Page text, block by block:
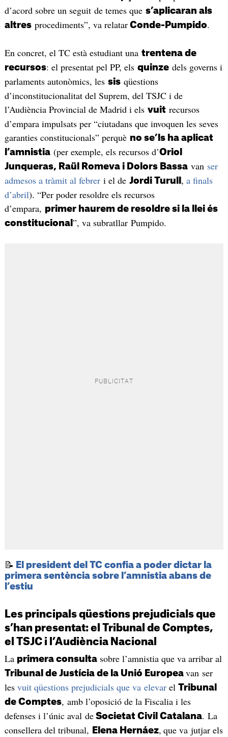
d’acord sobre un seguit de temes que s’aplicaran als
altresprocediments”, va relatarConde-Pumpido.
En concret, el TC està estudiant una trentena de
recursos: el presentat pel PP, els quinzedels governs i
parlaments autonòmics, les sisqüestions
d’inconstitucionalitat del Suprem, del TSJC i de
l’Audiència Provincial de Madrid i els vuitrecursos
d’empara impulsats per “ciutadans que invoquen les seves
garanties constitucionals” perquè no se’ls ha aplicat
l’amnistia(per exemple, els recursos d’Oriol
Junqueras, Raül Romeva i Dolors Bassavan ser
admesos a tràmit al febreri el de Jordi Turull , a finals
d’abril). “Per poder resoldre els recursos
d’empara, primer haurem de resoldre si la llei és
constitucional ”, va subratllar Pumpido.
📝 El president del TC confia a poder dictar la
primera sentència sobre l’amnistia abans de
l’estiu
Les principals qüestions prejudicials que
s’han presentat: el Tribunal de Comptes,
el TSJC i l’Audiència Nacional
La primera consultasobre l’amnistia que va arribar al
Tribunal de Justícia de la Unió Europea van ser
les vuit qüestions prejudicials que va elevarel Tribunal
de Comptes, amb l’oposició de la Fiscalia i les
defenses i l’únic aval deSocietat Civil Catalana. La
consellera del tribunal,
Elena Hernáez, que va jutjar els